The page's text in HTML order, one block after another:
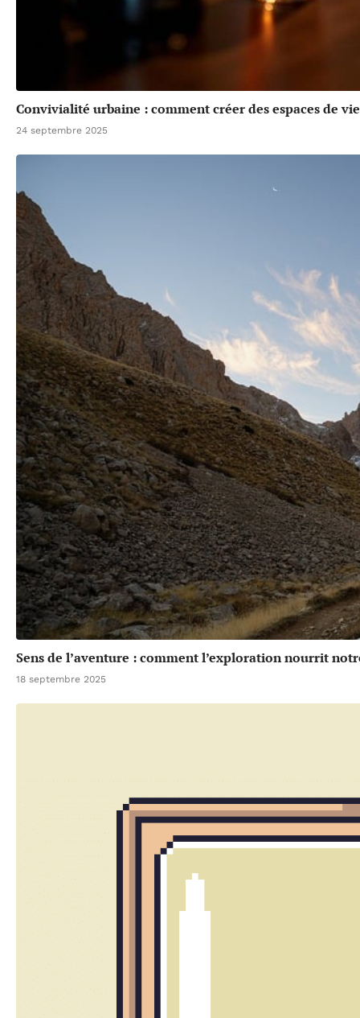
Convivialité urbaine : comment créer des espaces de
24 septembre 2025
Sens de l’aventure : comment l’exploration nourrit
18 septembre 2025